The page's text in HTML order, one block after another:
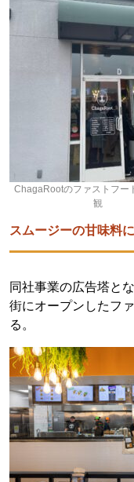
ChagaRootのファストフー
観
スムージーの甘味料
同社事業の広告塔と
街にオープンしたフ
る。